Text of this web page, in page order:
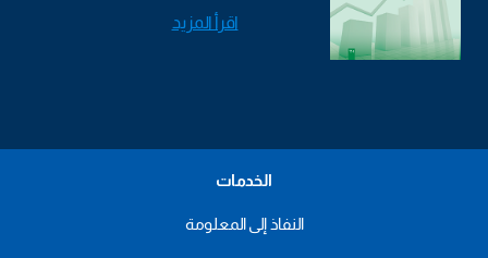
اقرأ المزيد
الخدمات
النفاذ إلى المعلومة